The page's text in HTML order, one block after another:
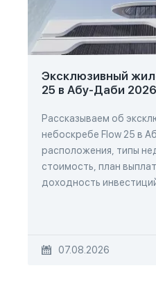
Эксклюзивный
25 в Абу-Даби 2026
Рассказываем об
небоскребе Flow 25 в
расположения, типы
стоимость, план
доходность
07.08.2026